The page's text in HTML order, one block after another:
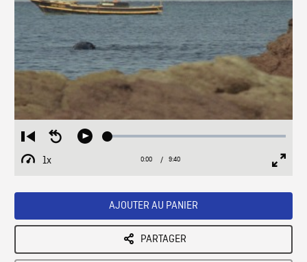
Restart
from
beginning
Seek
Play Loaded:
1x
Playback
Current
0:00 / Duration
9:40
AJOUTER AU PANIER
PARTAGER